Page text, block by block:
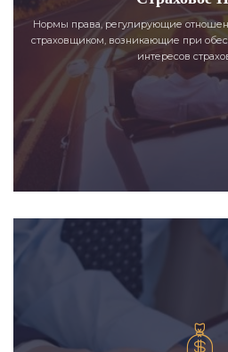
Нормы права, регулирующие
страховщиком, возникающие при
интересов